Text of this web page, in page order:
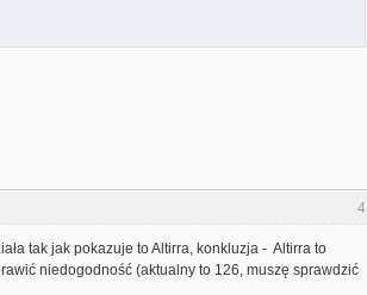
4
tak jak pokazuje to Altirra, konkluzja - Altirra to
niedogodność (aktualny to 126, muszę sprawdzić